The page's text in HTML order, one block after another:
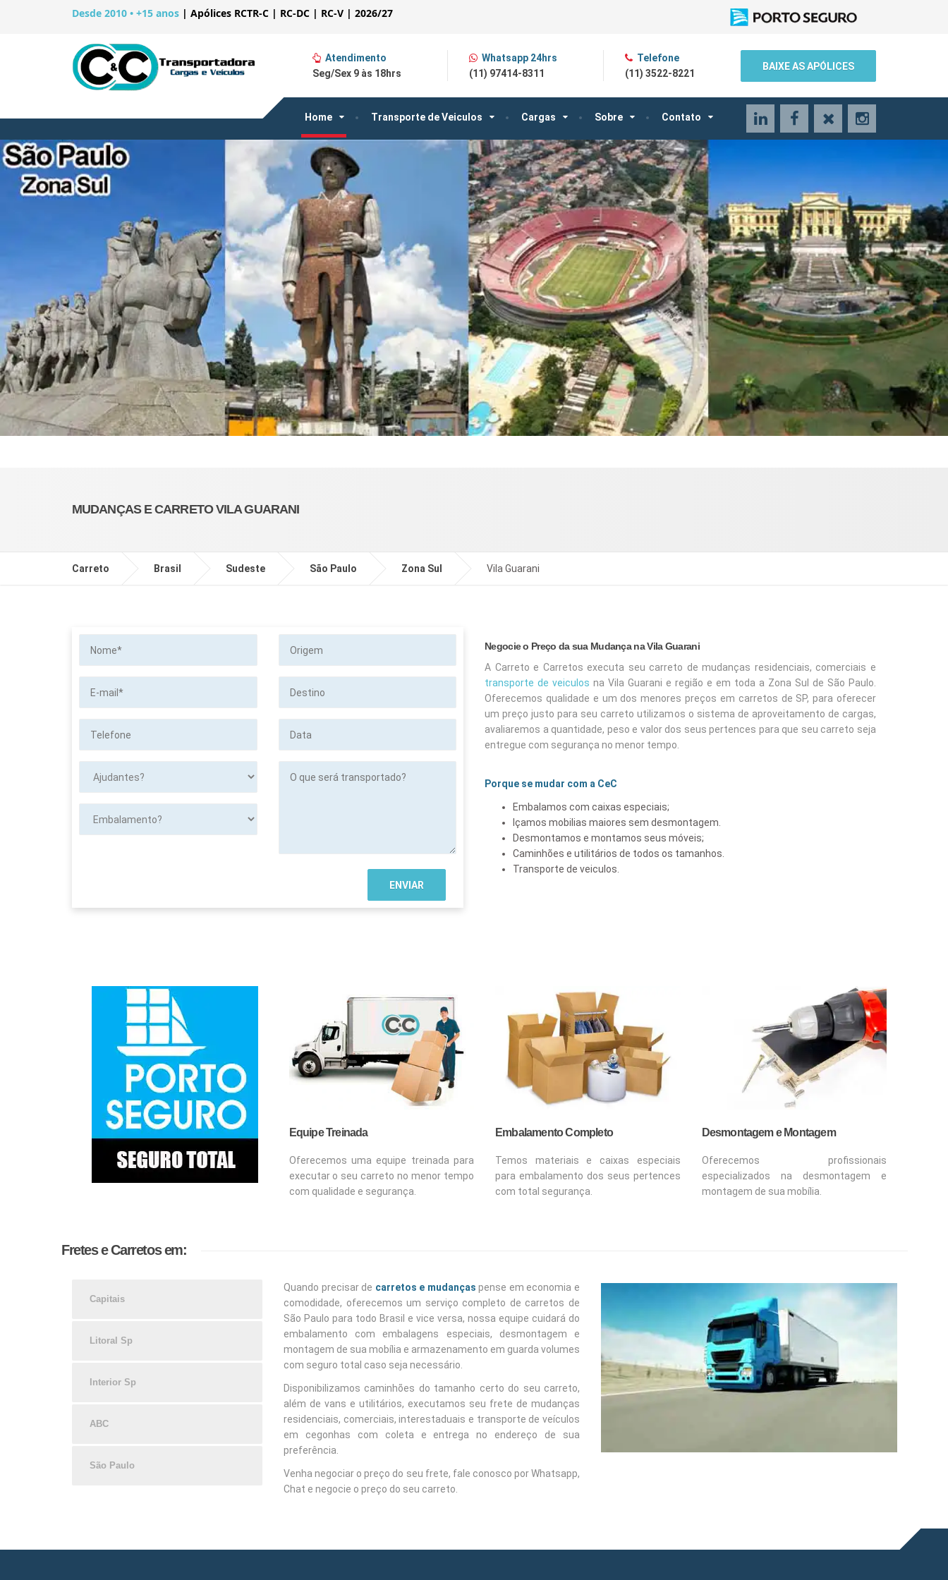
Desde 2010 • +15 anos | Apólices RCTR-C | RC-DC | RC-V | 2026/27
Home Transporte de Veiculos Cargas Sobre Contato
Atendimento
Seg/Sex 9 às 18hrs
Whatsapp 24hrs
(11) 97414-8311
Telefone
(11) 3522-8221
BAIXE AS APÓLICES
LinkedInFacebook
X Instagram
MUDANÇAS E CARRETO VILA GUARANI
Carreto Brasil Sudeste São Paulo Zona Sul Vila Guarani
mail*
que
Negocie o Preço da sua Mudança na Vila Guarani
A Carreto e Carretos executa seu carreto de mudanças residenciais, comerciais e
transporte de veiculos na Vila Guarani e região e em toda a Zona Sul de São Paulo.
Oferecemos qualidade e um dos menores preços em carretos de SP, para oferecer
um preço justo para seu carreto utilizamos o sistema de aproveitamento de cargas,
avaliaremos a quantidade, peso e valor dos seus pertences para que seu carreto seja
entregue com segurança no menor tempo.
Porque se mudar com a CeC
Embalamos com caixas especiais;
Içamos mobilias maiores sem desmontagem.
Desmontamos e montamos seus móveis;
Caminhões e utilitários de todos os tamanhos.
Transporte de veiculos.
Equipe Treinada
Oferecemos uma equipe treinada para
executar o seu carreto no menor tempo
com qualidade e segurança.
Embalamento Completo
Temos materiais e caixas especiais
para embalamento dos seus pertences
com total segurança.
Desmontagem e Montagem
Oferecemos profissionais
especializados na desmontagem e
montagem de sua mobília.
Fretes e Carretos em:
Quando precisar de carretos e mudanças pense em economia e
comodidade, oferecemos um serviço completo de carretos de
São Paulo para todo Brasil e vice versa, nossa equipe cuidará do
embalamento com embalagens especiais, desmontagem e
montagem de sua mobília e armazenamento em guarda volumes
com seguro total caso seja necessário.
Disponibilizamos caminhões do tamanho certo do seu carreto,
além de vans e utilitários, executamos seu frete de mudanças
residenciais, comerciais, interestaduais e transporte de veículos
em cegonhas com coleta e entrega no endereço de sua
preferência.
Venha negociar o preço do seu frete, fale conosco por Whatsapp,
Chat e negocie o preço do seu carreto.
Capitais
Litoral Sp
Interior Sp
ABC
São Paulo